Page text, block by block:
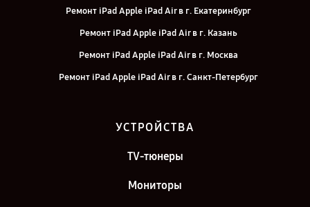
Ремонт iPad Apple iPad Air в г. Екатеринбург
Ремонт iPad Apple iPad Air в г. Казань
Ремонт iPad Apple iPad Air в г. Москва
Ремонт iPad Apple iPad Air в г. Санкт-Петербург
УСТРОЙСТВА
TV-тюнеры
Мониторы